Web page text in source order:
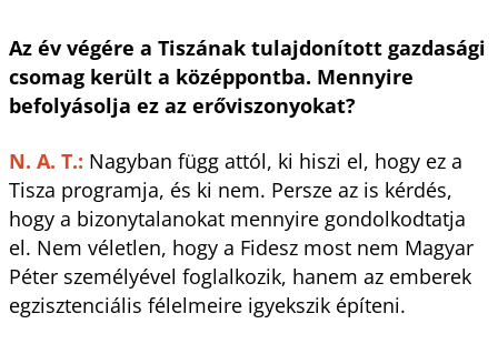
Az év végére a Tiszának tulajdonított gazdasági
csomag került a középpontba. Mennyire
befolyásolja ez az erő­viszonyokat?
N. A. T.: Nagyban függ attól, ki hiszi el, hogy ez a
Tisza programja, és ki nem. Persze az is kérdés,
hogy a bizonytalanokat mennyire gondolkodtatja
el. Nem véletlen, hogy a Fidesz most nem Magyar
Péter személyével foglalkozik, hanem az emberek
egzisztenciális félelmeire igyekszik építeni.